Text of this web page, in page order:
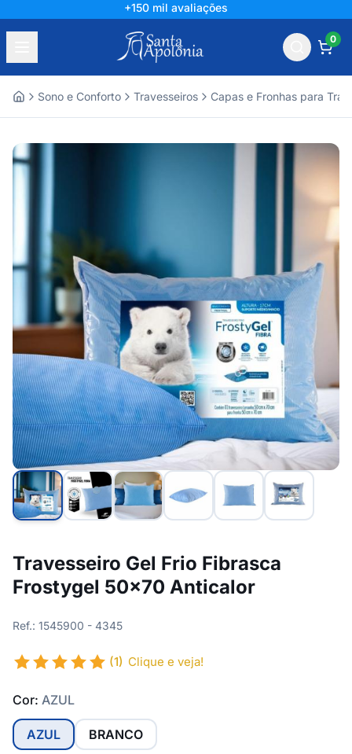
+150 mil avaliações
0
Sono e Conforto Travesseiros Capas e Fronhas para
Travesseiro Gel Frio Fibrasca
Frostygel 50x70 Anticalor
Ref.: 1545900 - 4345
(1) Clique e veja!
Cor: AZUL
AZUL BRANCO